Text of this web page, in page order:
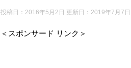
投稿日：2016年5月2日 更新日： 2019年7月7日
＜スポンサード リンク＞